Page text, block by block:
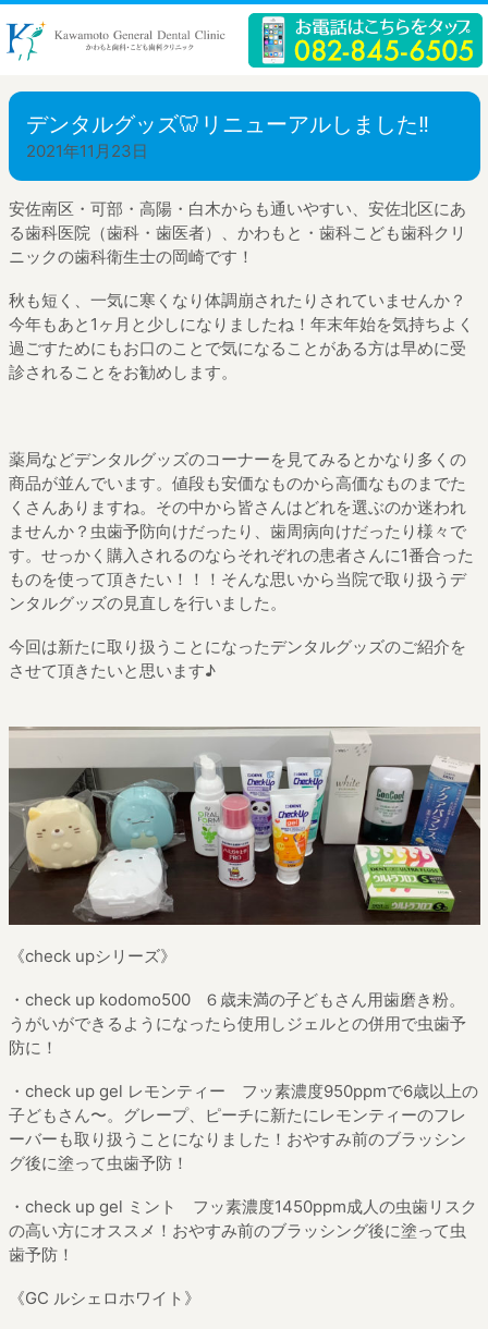
デンタルグッズ🦷リニューアルしました‼️
2021年11月23日
安佐南区・可部・高陽・白木からも通いやすい、安佐北区にあ
る歯科医院（歯科・歯医者）、かわもと・歯科こども歯科クリ
ニックの歯科衛生士の岡崎です！
秋も短く、一気に寒くなり体調崩されたりされていませんか？
今年もあと1ヶ月と少しになりましたね！年末年始を気持ちよく
過ごすためにもお口のことで気になることがある方は早めに受
診されることをお勧めします。
薬局などデンタルグッズのコーナーを見てみるとかなり多くの
商品が並んでいます。値段も安価なものから高価なものまでた
くさんありますね。その中から皆さんはどれを選ぶのか迷われ
ませんか？虫歯予防向けだったり、歯周病向けだったり様々で
す。せっかく購入されるのならそれぞれの患者さんに1番合った
ものを使って頂きたい！！！そんな思いから当院で取り扱うデ
ンタルグッズの見直しを行いました。
今回は新たに取り扱うことになったデンタルグッズのご紹介を
させて頂きたいと思います♪
《check upシリーズ》
・check up kodomo500 ６歳未満の子どもさん用歯磨き粉。
うがいができるようになったら使用しジェルとの併用で虫歯予
防に！
・check up gel レモンティー フッ素濃度950ppmで6歳以上の
子どもさん〜。グレープ、ピーチに新たにレモンティーのフレ
ーバーも取り扱うことになりました！おやすみ前のブラッシン
グ後に塗って虫歯予防！
・check up gel ミント フッ素濃度1450ppm成人の虫歯リスク
の高い方にオススメ！おやすみ前のブラッシング後に塗って虫
歯予防！
《GC ルシェロホワイト》